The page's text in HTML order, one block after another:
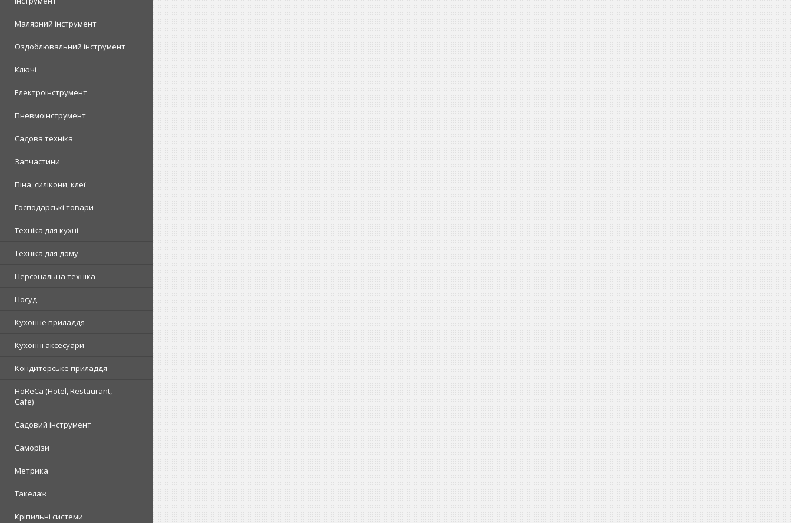
Малярний інструмент
Оздоблювальний інструмент
Ключі
Електроінструмент
Пневмоінструмент
Садова техніка
Запчастини
Піна, силікони, клеї
Господарські товари
Техніка для кухні
Техніка для дому
Персональна техніка
Посуд
Кухонне приладдя
Кухонні аксесуари
Кондитерське приладдя
HoReCa (Hotel, Restaurant,
Cafe)
Садовий інструмент
Саморізи
Метрика
Такелаж
Кріпильні системи